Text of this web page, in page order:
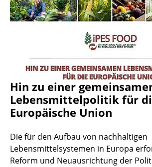
Hin zu einer
Lebensmittelpolitik für
Europäische Union
Die für den Aufbau von nachhaltigen
Lebensmittelsystemen in Europa
Reform und Neuausrichtung der